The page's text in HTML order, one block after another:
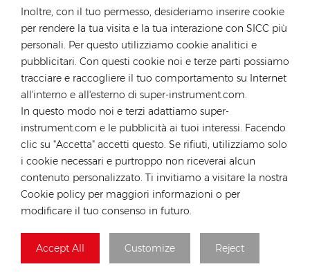
Inoltre, con il tuo permesso, desideriamo inserire cookie
per rendere la tua visita e la tua interazione con SICC più
personali. Per questo utilizziamo cookie analitici e
pubblicitari. Con questi cookie noi e terze parti possiamo
tracciare e raccogliere il tuo comportamento su Internet
all'interno e all'esterno di super-instrument.com.
In questo modo noi e terzi adattiamo super-
instrument.com e le pubblicità ai tuoi interessi. Facendo
clic su "Accetta" accetti questo. Se rifiuti, utilizziamo solo
i cookie necessari e purtroppo non riceverai alcun
contenuto personalizzato. Ti invitiamo a visitare la nostra
Cookie policy per maggiori informazioni o per
modificare il tuo consenso in futuro.
Accept All Customize Reject